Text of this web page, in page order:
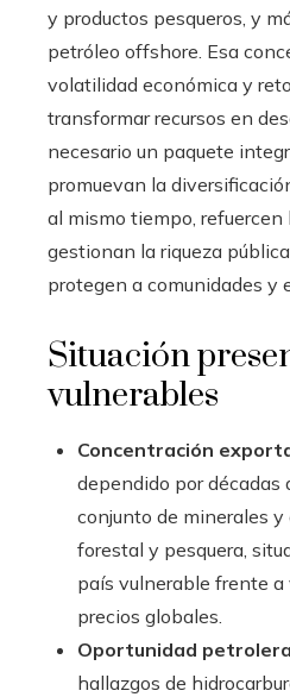
y productos pesqueros, y
petróleo offshore. Esa
volatilidad económica y
transformar recursos en
necesario un paquete
promuevan la
al mismo tiempo,
gestionan la riqueza
protegen a comunidades y
Situación
vulnerables
Concentración
dependido por décadas
conjunto de minerales
forestal y pesquera,
país vulnerable frente a
precios globales.
Oportunidad
hallazgos de